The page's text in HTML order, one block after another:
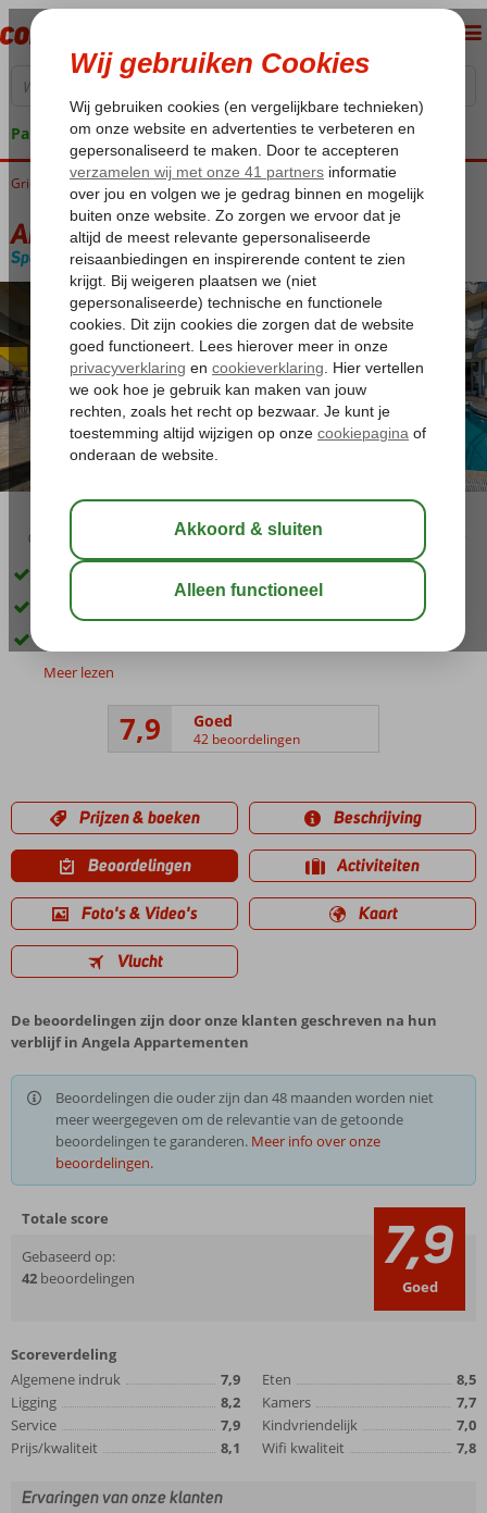
Pakketgarantie
Home
Griekenland Kos Kos-Stad Angela Appartementen
Angela Appartementen
Special category Logies -Appartement
03:45 aug 32°C
Op loopafstand van Kos-Stad
Kleinschalig appartementencomplex
Meer lezen
7,9 Goed
42 beoordelingen
Prijzen & boeken Beschrijving
Beoordelingen Activiteiten
Foto's & Video's Kaart
Vlucht
De beoordelingen zijn door onze klanten geschreven na hun
verblijf in Angela Appartementen
Beoordelingen die ouder zijn dan 48 maanden worden niet
meer weergegeven om de relevantie van de getoonde
beoordelingen te garanderen. Meer info over onze
beoordelingen.
Totale score
Gebaseerd op:
42 beoordelingen 7,9
Goed
Scoreverdeling
Algemene indruk
7,9
Ligging
8,2
Service
7,9
Prijs/kwaliteit
8,1
Eten
8,5
Kamers
7,7
Kindvriendelijk
7,0
Wifi kwaliteit
7,8
Ervaringen van onze klanten